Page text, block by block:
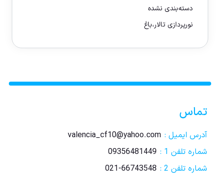
دسته‌بندی نشده
نورپردازی تالار،باغ
تماس
آدرس ایمیل : valencia_cf10@yahoo.com
شماره تلفن 1 :
09356481449
شماره تلفن 2 :
021-66743548